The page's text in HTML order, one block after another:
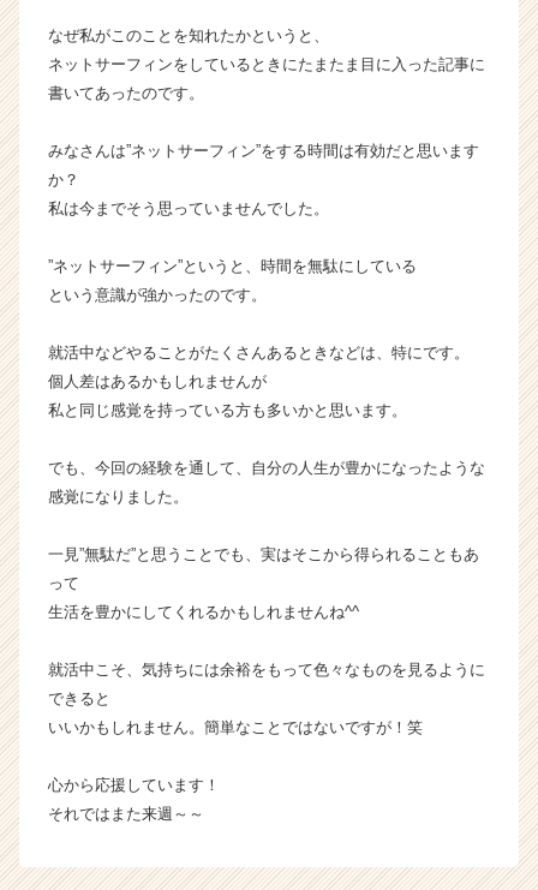
r）
なぜ私がこのことを知れたかというと、
ネットサーフィンをしているときにたまたま目に入った記事に
書いてあったのです。
みなさんは”ネットサーフィン”をする時間は有効だと思います
か？
私は今までそう思っていませんでした。
”ネットサーフィン”というと、時間を無駄にしている
という意識が強かったのです。
就活中などやることがたくさんあるときなどは、特にです。
個人差はあるかもしれませんが
私と同じ感覚を持っている方も多いかと思います。
でも、今回の経験を通して、自分の人生が豊かになったような
感覚になりました。
一見”無駄だ”と思うことでも、実はそこから得られることもあ
って
生活を豊かにしてくれるかもしれませんね^^
就活中こそ、気持ちには余裕をもって色々なものを見るように
できると
いいかもしれません。簡単なことではないですが！笑
心から応援しています！
それではまた来週～～